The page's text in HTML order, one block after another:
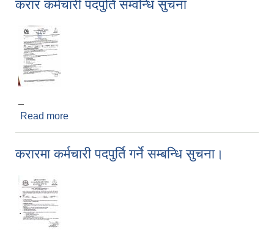
करार कर्मचारी पदपुर्ति सम्वन्धि सुचना
Read more
करारमा कर्मचारी पदपुर्ति गर्ने सम्बन्धि सुचना।